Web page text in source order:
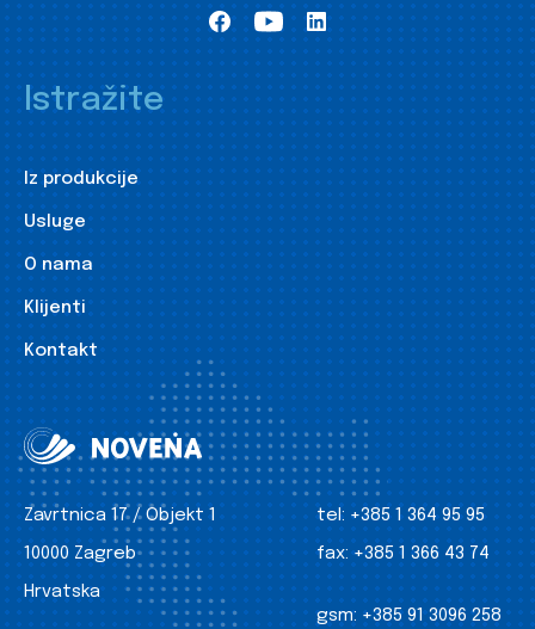
Istražite
Iz produkcije
Usluge
O nama
Klijenti
Kontakt
Zavrtnica 17 / Objekt 1
10000 Zagreb
Hrvatska
tel: +385 1 364 95 95
fax: +385 1 366 43 74
gsm: +385 91 3096 258